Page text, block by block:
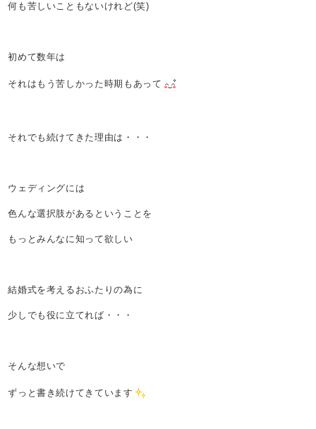
何も苦しいこともないけれど(笑)
初めて数年は
それはもう苦しかった時期もあって
それでも続けてきた理由は・・・
ウェディングには
色んな選択肢があるということを
もっとみんなに知って欲しい
結婚式を考えるおふたりの為に
少しでも役に立てれば・・・
そんな想いで
ずっと書き続けてきています